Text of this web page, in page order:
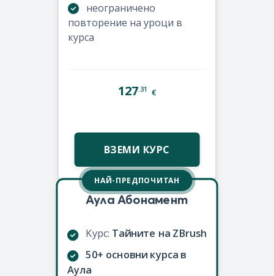
неограничено
повторение на уроци в
курса
127 .31 €
ВЗЕМИ КУРС
НАЙ-ПРЕДПОЧИТАН
Аула Абонамент
Kурс: Тайните на ZBrush
50+ основни курса в
Аула